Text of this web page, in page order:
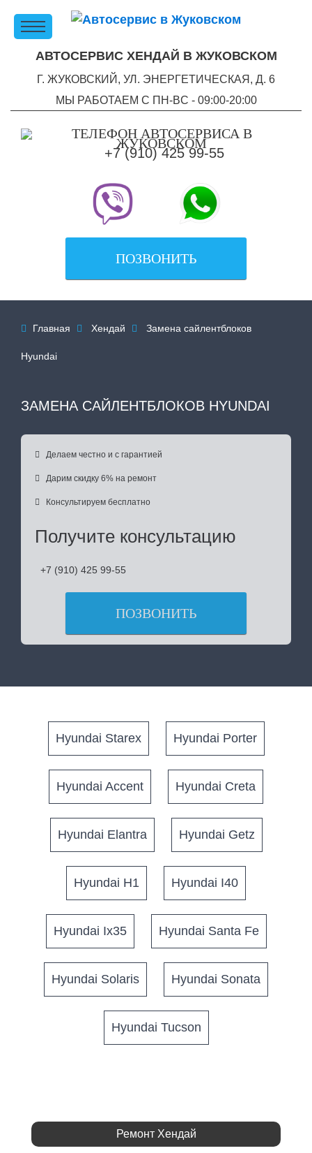
АВТОСЕРВИС ХЕНДАЙ В ЖУКОВСКОМ
Г. ЖУКОВСКИЙ, УЛ. ЭНЕРГЕТИЧЕСКАЯ, Д. 6
МЫ РАБОТАЕМ С ПН-ВC - 09:00-20:00
+7 (910) 425 99-55
ПОЗВОНИТЬ
 Главная  Хендай  Замена сайлентблоков
Hyundai
ЗАМЕНА САЙЛЕНТБЛОКОВ HYUNDAI
 Делаем честно и с гарантией
 Дарим скидку 6% на ремонт
 Консультируем бесплатно
Получите консультацию
+7 (910) 425 99-55
ПОЗВОНИТЬ
Hyundai Starex Hyundai Porter
Hyundai Accent Hyundai Creta
Hyundai Elantra Hyundai Getz
Hyundai H1 Hyundai I40
Hyundai Ix35 Hyundai Santa Fe
Hyundai Solaris Hyundai Sonata
Hyundai Tucson
Ремонт Хендай